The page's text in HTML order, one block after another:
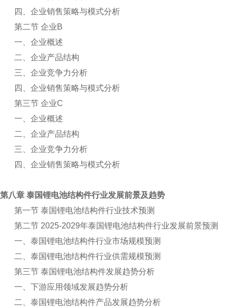
四、企业销售策略与模式分析
第二节 企业B
一、企业概述
二、企业产品结构
三、企业竞争力分析
四、企业销售策略与模式分析
第三节 企业C
一、企业概述
二、企业产品结构
三、企业竞争力分析
四、企业销售策略与模式分析
第八章 泰国锂电池结构件行业发展前景及趋势
第一节 泰国锂电池结构件行业技术预测
第二节 2025-2029年泰国锂电池结构件行业发展前景预测
一、泰国锂电池结构件行业市场规模预测
二、泰国锂电池结构件行业供需规模预测
第三节 泰国锂电池结构件发展趋势分析
一、下游应用领域发展趋势分析
二、泰国锂电池结构件产品发展趋势分析